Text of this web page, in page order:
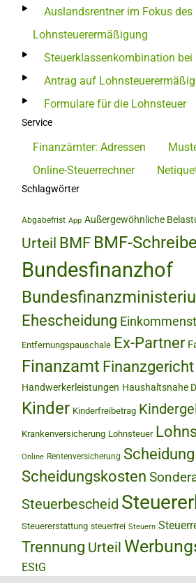
Auslandsrentner im Fokus
Lohnsteuerermäßigung
Steuerklassenkombination bei
Antrag auf
Formulare für die Lohnsteuer
Service
Finanzämter: Adressen
Online-Steuerrechner
Schlagwörter
Abgabefrist App Außergewöhnliche
Urteil BMF BMF-
Bundesfinanzhof
Ehescheidung
Entfernungspauschale Ex-Partner
Finanzamt Finanzgericht
Handwerkerleistungen Haushaltsnahe
Kinder Kinderfreibetrag
Krankenversicherung Lohnsteuer
Online Rentenversicherung Scheidung
Scheidungskosten
Steuerbescheid
Steuererstattung steuerfrei Steuern
Trennung Urteil
EStG